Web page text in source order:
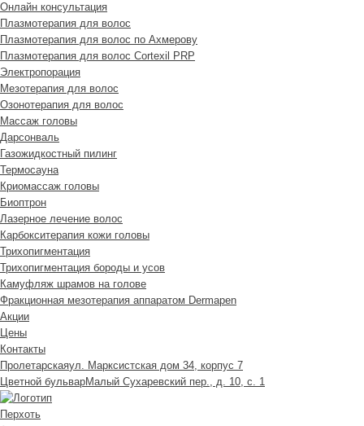
Онлайн консультация
Плазмотерапия для волос
Плазмотерапия для волос по Ахмерову
Плазмотерапия для волос Cortexil PRP
Электропорация
Мезотерапия для волос
Озонотерапия для волос
Массаж головы
Дарсонваль
Газожидкостный пилинг
Термосауна
Криомассаж головы
Биоптрон
Лазерное лечение волос
Карбокситерапия кожи головы
Трихопигментация
Трихопигментация бороды и усов
Камуфляж шрамов на голове
Фракционная мезотерапия аппаратом Dermapen
Акции
Цены
Контакты
Пролетарскаяул. Марксистская дом 34, корпус 7
Цветной бульварМалый Сухаревский пер., д. 10, с. 1
Перхоть